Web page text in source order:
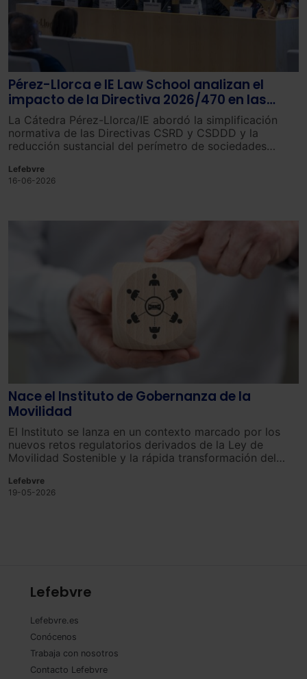
Pérez-Llorca e IE Law School analizan el
impacto de la Directiva 2026/470 en las
obligaciones de sostenibilidad corporativa
La Cátedra Pérez-Llorca/IE abordó la simplificación
normativa de las Directivas CSRD y CSDDD y la
reducción sustancial del perímetro de sociedades
Lefebvre
16-06-2026
Nace el Instituto de Gobernanza de la
Movilidad
El Instituto se lanza en un contexto marcado por los
nuevos retos regulatorios derivados de la Ley de
Movilidad Sostenible y la rápida transformación del
Lefebvre
19-05-2026
Lefebvre
Lefebvre.es
Conócenos
Trabaja con nosotros
Contacto Lefebvre